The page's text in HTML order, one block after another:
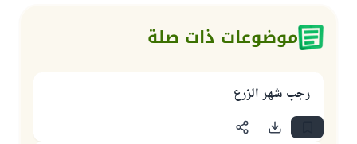
موضوعات ذات صلة
رجب شهر الزرع